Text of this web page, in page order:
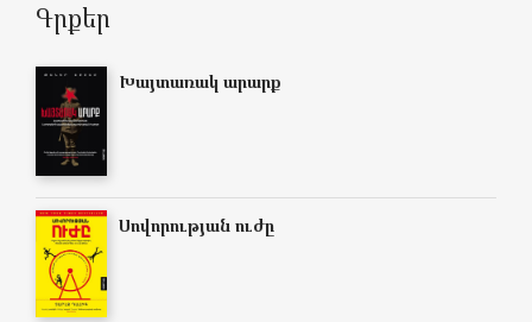
Գրքեր
Խայտառակ արարք
Սովորության ուժը